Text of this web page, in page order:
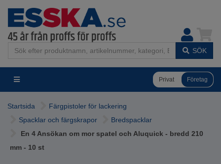
SÖK
Privat Företag
Startsida
Färgpistoler för lackering
Spacklar och färgskrapor
Bredspacklar
En 4 Ansökan om mor spatel och Aluquick - bredd 210
mm - 10 st